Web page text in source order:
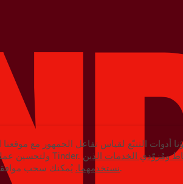
التتبّع لقياس تفاعل الجمهور مع موقعنا
ولتحسين عمليات التسويق الخاصة بـتطبيق Tinder. ومُزوّدي الخدمات الذين
نستخدمهما.يُمكنك سحب موافقتك في أي وقت في الإعدادات.